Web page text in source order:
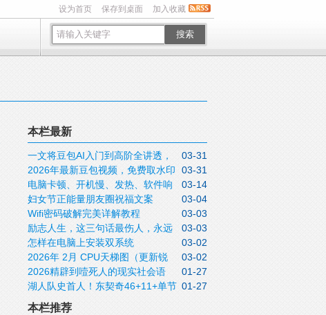
设为首页 保存到桌面 加入收藏
搜索
本栏最新
03-31
一文将豆包AI入门到高阶全讲透，
收藏待用
03-31
2026年最新豆包视频，免费取水印
方法实操指南
03-14
电脑卡顿、开机慢、发热、软件响
应迟钝怎么办？关闭这5个设置不用重装，
这些问题全可解决
03-04
妇女节正能量朋友圈祝福文案
2026三月八日女神节说说带非常漂亮的女
神节图片
03-03
Wifi密码破解完美详解教程
03-03
励志人生，这三句话最伤人，永远
不要说！
03-02
怎样在电脑上安装双系统
03-02
2026年 2月 CPU天梯图（更新锐
龙9 9950X3D）
01-27
2026精辟到噎死人的现实社会语
录，句句道尽人性
01-27
湖人队史首人！东契奇46+11+单节
20分拒逆转
本栏推荐